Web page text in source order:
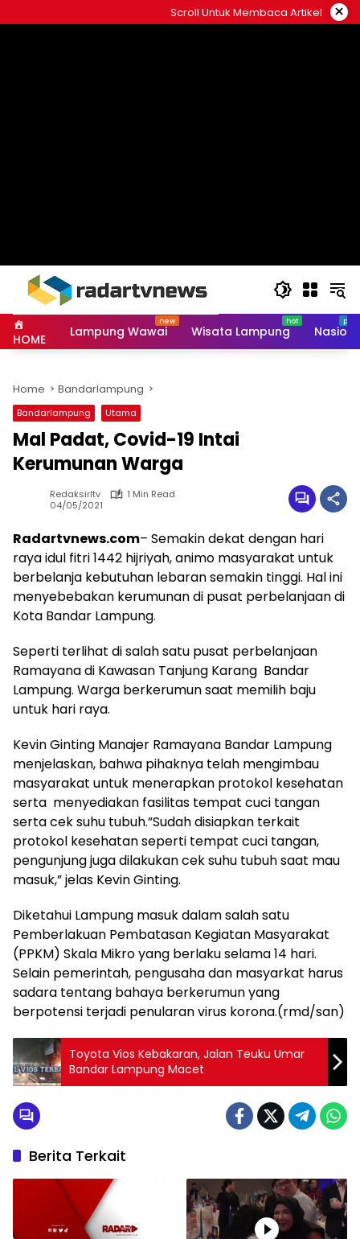
to
Scroll Untuk Membaca Artikel ×
HOME Lampung Wawai Wisata Lampung
Home Bandarlampung
Bandarlampung Utama
Mal Padat, Covid-19 Intai
Kerumunan Warga
Redaksirltv
1 Min Read
04/05/2021
Radartvnews.com– Semakin dekat dengan hari
raya idul fitri 1442 hijriyah, animo masyarakat untuk
berbelanja kebutuhan lebaran semakin tinggi. Hal ini
menyebebakan kerumunan di pusat perbelanjaan di
Kota Bandar Lampung.
Seperti terlihat di salah satu pusat perbelanjaan
Ramayana di Kawasan Tanjung Karang Bandar
Lampung. Warga berkerumun saat memilih baju
untuk hari raya.
Kevin Ginting Manajer Ramayana Bandar Lampung
menjelaskan, bahwa pihaknya telah mengimbau
masyarakat untuk menerapkan protokol kesehatan
serta menyediakan fasilitas tempat cuci tangan
serta cek suhu tubuh.”Sudah disiapkan terkait
protokol kesehatan seperti tempat cuci tangan,
pengunjung juga dilakukan cek suhu tubuh saat mau
masuk,” jelas Kevin Ginting.
Diketahui Lampung masuk dalam salah satu
Pemberlakuan Pembatasan Kegiatan Masyarakat
(PPKM) Skala Mikro yang berlaku selama 14 hari.
Selain pemerintah, pengusaha dan masyarkat harus
sadara tentang bahaya berkerumun yang
berpotensi terjadi penularan virus korona.(rmd/san)
Toyota Vios Kebakaran, Jalan Teuku Umar
Bandar Lampung Macet
Berita Terkait